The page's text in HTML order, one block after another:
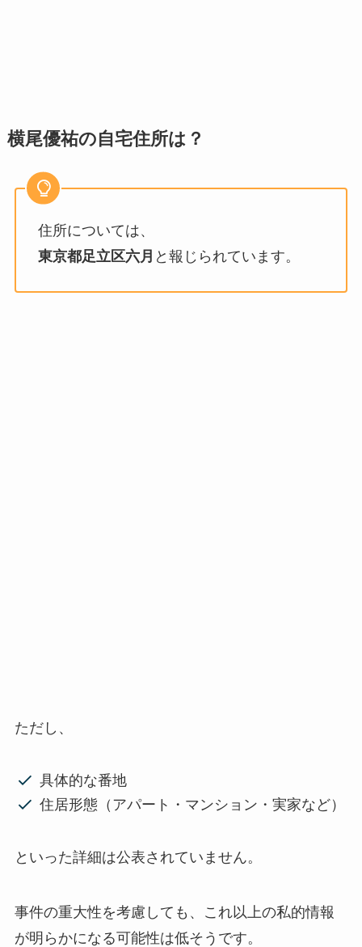
横尾優祐の自宅住所は？
住所については、
東京都足立区六月 と報じられています。
ただし、
具体的な番地
住居形態（アパート・マンション・実家など）
といった詳細は公表されていません。
事件の重大性を考慮しても、これ以上の私的情報
が明らかになる可能性は低そうです。